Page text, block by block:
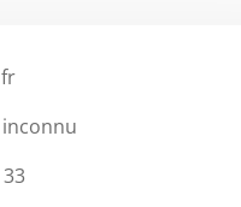
fr
inconnu
33